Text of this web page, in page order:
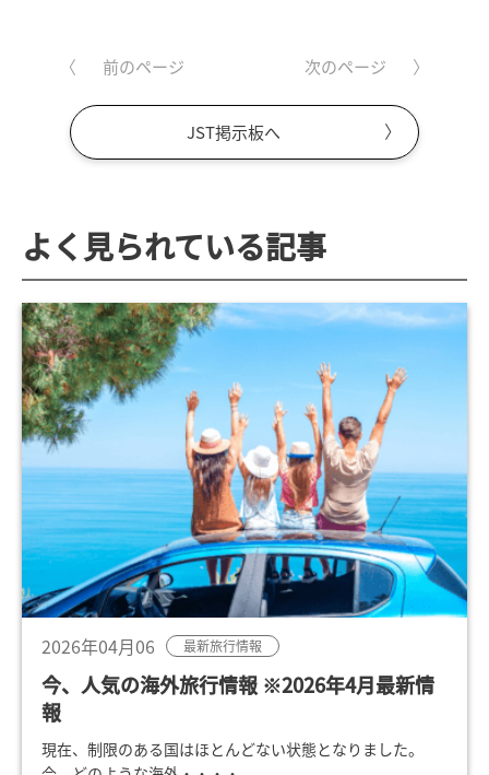
前のページ
JST掲示板へ
次のページ
よく見られている記事
2026年04月06 最新旅行情報
今、人気の海外旅行情報 ※2026年4月最新情
報
現在、制限のある国はほとんどない状態となりました。